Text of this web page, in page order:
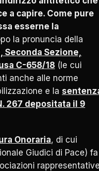
a capire. Come pure
esserne la
la pronuncia della
Seconda Sezione,
C-658/18 (le cui
anche alle norme
e la
267 depositata il 9
Onoraria, di cui
Giudici di Pace) fa